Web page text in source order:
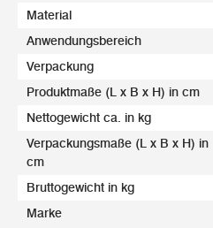
Material
Anwendungsbereich
Verpackung
Produktmaße (L x B x H) in cm
Nettogewicht ca. in kg
Verpackungsmaße (L x B x H) in
cm
Bruttogewicht in kg
Marke